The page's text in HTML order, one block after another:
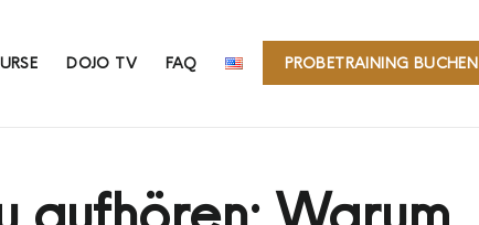
DOJO TV FAQ PROBETRAINING BUCHEN